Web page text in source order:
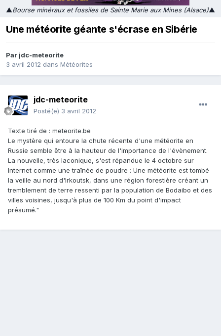
▲Bourse minéraux et fossiles de Sainte Marie aux Mines (Alsace)▲
Une météorite géante s'écrase en Sibérie
Par jdc-meteorite
3 avril 2012 dans Météorites
jdc-meteorite
Posté(e) 3 avril 2012
Texte tiré de : meteorite.be
Le mystère qui entoure la chute récente d'une météorite en
Russie semble être à la hauteur de l'importance de l'évènement.
La nouvelle, très laconique, s'est répandue le 4 octobre sur
Internet comme une traînée de poudre : Une météorite est tombé
la veille au nord d'Irkoutsk, dans une région forestière créant un
tremblement de terre ressenti par la population de Bodaibo et des
villes voisines, jusqu'à plus de 100 Km du point d'impact
présumé."